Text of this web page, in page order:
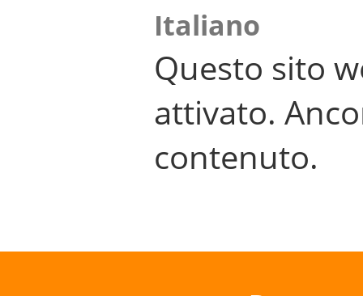
Italiano
Questo sito
attivato.
contenuto.